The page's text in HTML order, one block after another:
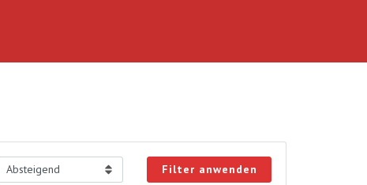
Filter anwenden